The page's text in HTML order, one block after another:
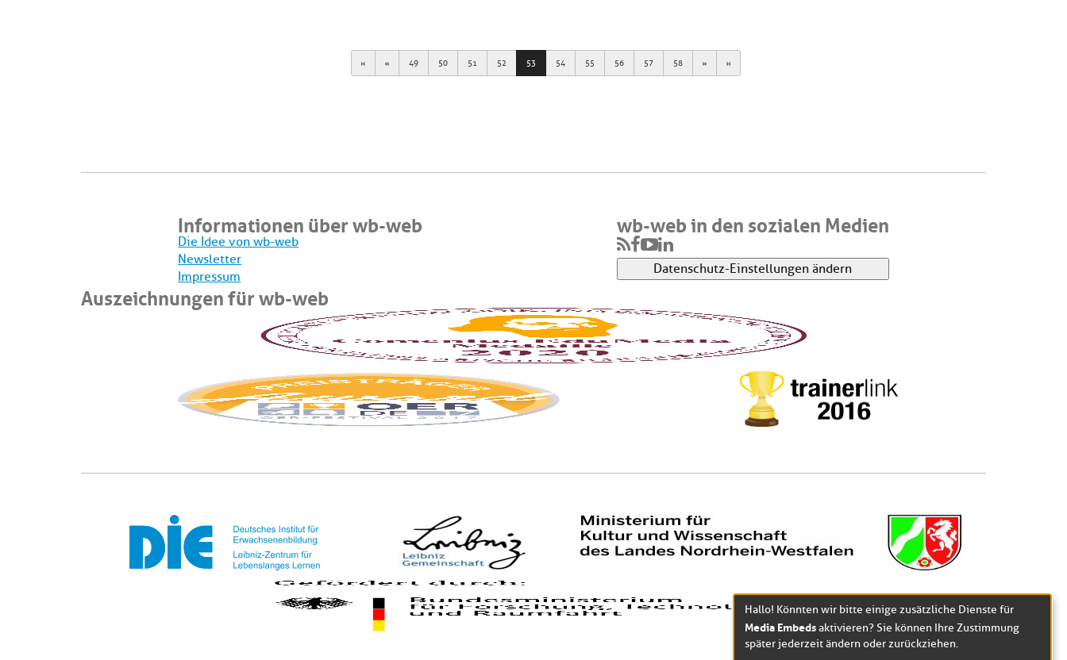
First Previous
49 50 51 52 53 54 55 56 57 58 Next Last
Informationen über wb-web
Die Idee von wb-web
Newsletter
Impressum
wb-web in den sozialen Medien
Datenschutz-Einstellungen ändern
Auszeichnungen für wb-web
Hallo! Könnten wir bitte einige zusätzliche Dienste für
Media Embedsaktivieren? Sie können Ihre Zustimmung
später jederzeit ändern oder zurückziehen.